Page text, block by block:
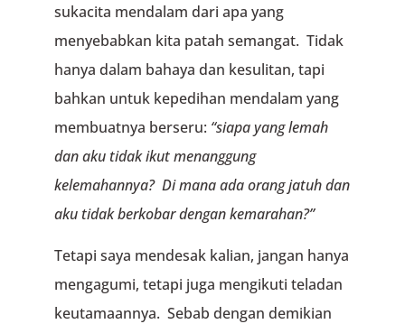
sukacita mendalam dari apa yang
menyebabkan kita patah semangat. Tidak
hanya dalam bahaya dan kesulitan, tapi
bahkan untuk kepedihan mendalam yang
membuatnya berseru: “siapa yang lemah
dan aku tidak ikut menanggung
kelemahannya? Di mana ada orang jatuh dan
aku tidak berkobar dengan kemarahan?”
Tetapi saya mendesak kalian, jangan hanya
mengagumi, tetapi juga mengikuti teladan
keutamaannya. Sebab dengan demikian